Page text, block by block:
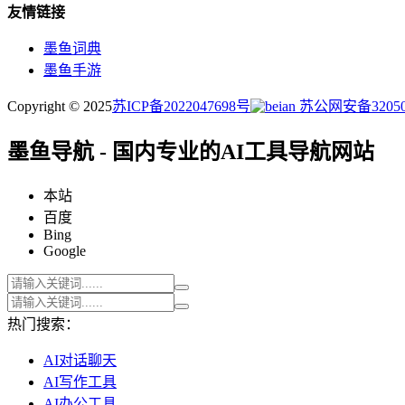
友情链接
墨鱼词典
墨鱼手游
Copyright © 2025苏ICP备2022047698号 苏公网安备
墨鱼导航 - 国内专业的AI工具导航网站
本站
百度
Bing
Google
热门搜索：
AI对话聊天
AI写作工具